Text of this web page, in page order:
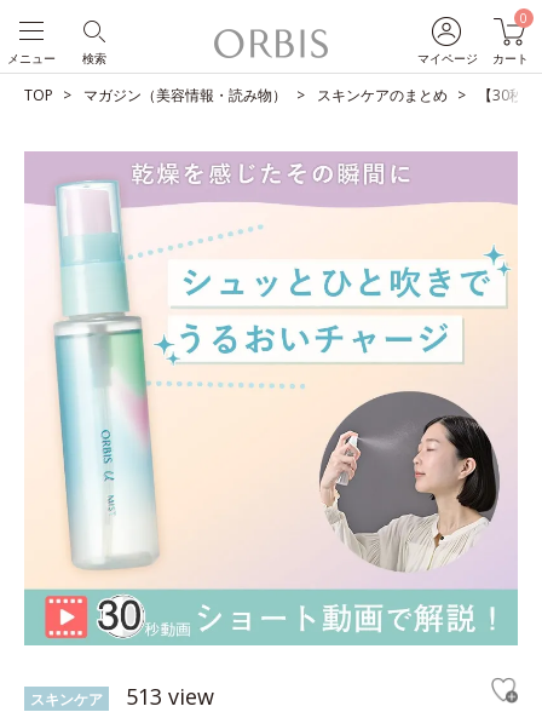
マイページ
0
カート
検索
メニュー
TOP マガジン（美容情報・読み物） スキンケアのまとめ 【30秒
スキンケア 513 view